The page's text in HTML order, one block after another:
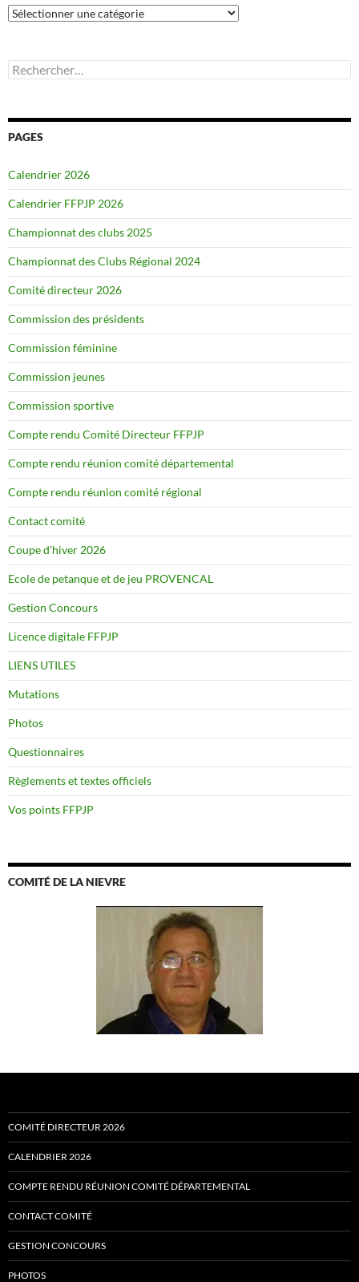
Catégories
Rechercher :
PAGES
Calendrier 2026
Calendrier FFPJP 2026
Championnat des clubs 2025
Championnat des Clubs Régional 2024
Comité directeur 2026
Commission des présidents
Commission féminine
Commission jeunes
Commission sportive
Compte rendu Comité Directeur FFPJP
Compte rendu réunion comité départemental
Compte rendu réunion comité régional
Contact comité
Coupe d’hiver 2026
Ecole de petanque et de jeu PROVENCAL
Gestion Concours
Licence digitale FFPJP
LIENS UTILES
Mutations
Photos
Questionnaires
Règlements et textes officiels
Vos points FFPJP
COMITÉ DE LA NIEVRE
COMITÉ DIRECTEUR 2026
CALENDRIER 2026
COMPTE RENDU RÉUNION COMITÉ DÉPARTEMENTAL
CONTACT COMITÉ
GESTION CONCOURS
PHOTOS